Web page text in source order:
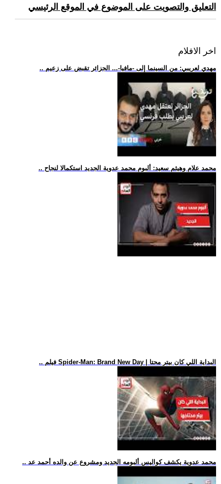
التعليق والتصويت على الموضوع في الموقع الرئيسي
اخر الافلام
.. مهدي لعريبي: من السينما إلى -مافيا-... الجزائر تقبض على زعيم
.. محمد علام وهيثم سعيد: ألبوم محمد عدوية الجديد استكمالا لنجاح
.. فيلم Spider-Man: Brand New Day | البداية اللي كان بيتر محتا
.. محمد عدوية يكشف كواليس ألبومه الجديد ومشروع عن والده أحمد عد